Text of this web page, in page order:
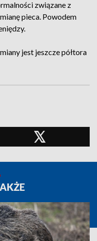
związane z
pieca. Powodem
jest jeszcze półtora